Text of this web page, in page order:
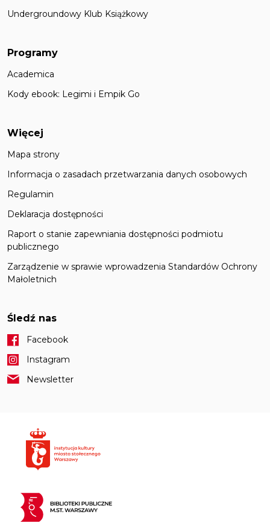
Undergroundowy Klub Książkowy
Programy
Academica
Kody ebook: Legimi i Empik Go
Więcej
Mapa strony
Informacja o zasadach przetwarzania danych osobowych
Regulamin
Deklaracja dostępności
Raport o stanie zapewniania dostępności podmiotu
publicznego
Zarządzenie w sprawie wprowadzenia Standardów Ochrony
Małoletnich
Śledź nas
Facebook
Instagram
Newsletter